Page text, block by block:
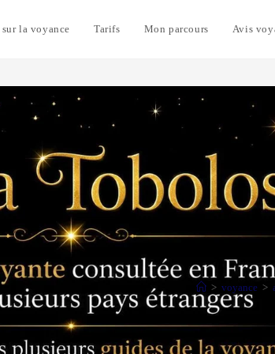
la voyance Tarifs Mon parcours Avis
> voyance >